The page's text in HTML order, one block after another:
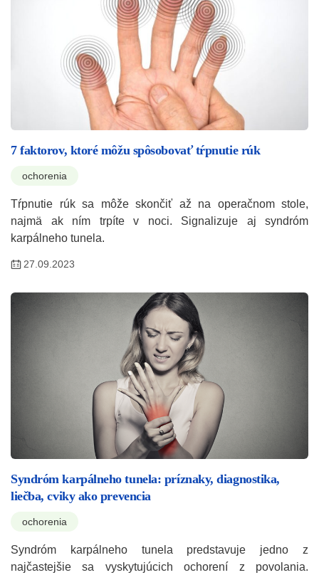
7 faktorov, ktoré môžu spôsobovať tŕpnutie rúk
ochorenia
Tŕpnutie rúk sa môže skončiť až na operačnom stole,
najmä ak ním trpíte v noci. Signalizuje aj syndróm
karpálneho tunela.
27.09.2023
Syndróm karpálneho tunela: príznaky, diagnostika,
liečba, cviky ako prevencia
ochorenia
Syndróm karpálneho tunela predstavuje jedno z
najčastejšie sa vyskytujúcich ochorení z povolania.